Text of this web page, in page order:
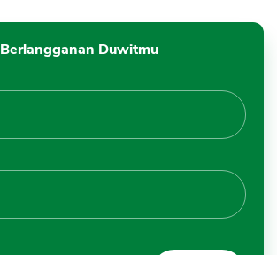
Berlangganan Duwitmu